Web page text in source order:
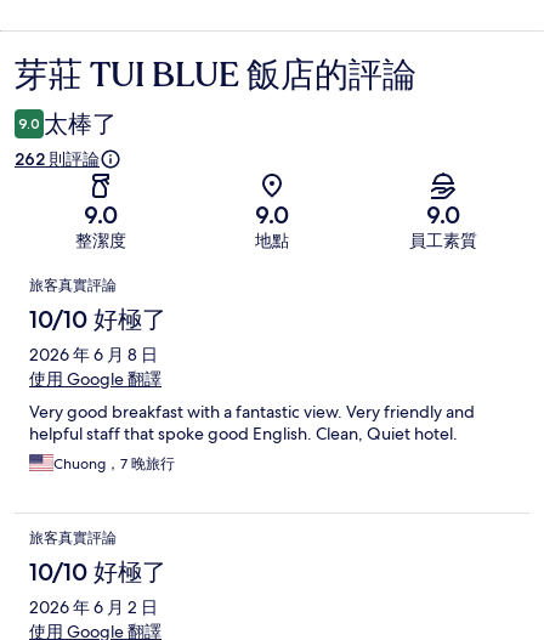
評
論
芽莊 TUI BLUE 飯店的評論
9.0 太棒了
262 則評論
9.0
整潔度
9.0
地點
9.0
員工素質
評
論
旅客真實評論
10/10 好極了
2026 年 6 月 8 日
使用 Google 翻譯
Very good breakfast with a fantastic view. Very friendly and
helpful staff that spoke good English. Clean, Quiet hotel.
Chuong，7 晚旅行
旅客真實評論
10/10 好極了
2026 年 6 月 2 日
使用 Google 翻譯